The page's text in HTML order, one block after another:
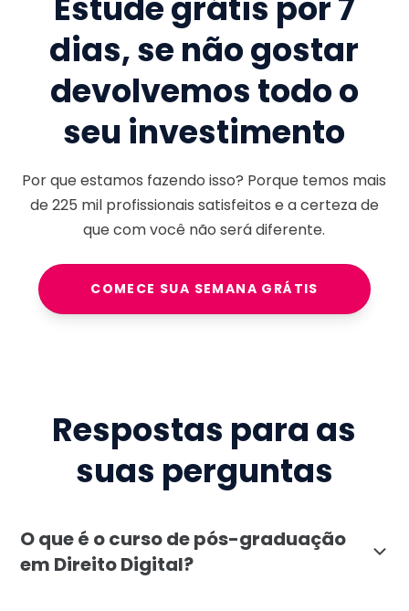
dias, se não gostar
devolvemos todo o
seu investimento
Por que estamos fazendo isso? Porque temos mais
de225 milprofissionais satisfeitos e a certeza de
que com você não será diferente.
COMECE SUA SEMANA GRÁTIS
Respostas para as
suas perguntas
O que é o curso de pós-graduação
em Direito Digital?